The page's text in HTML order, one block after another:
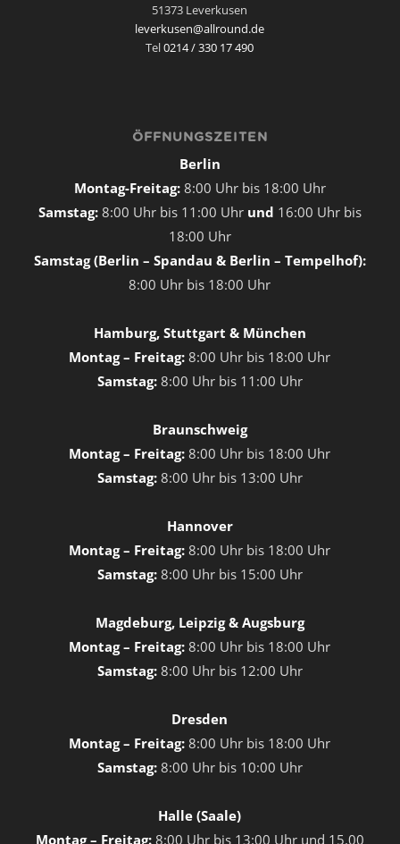
51373 Leverkusen
leverkusen@allround.de
Tel0214 / 330 17 490
ÖFFNUNGSZEITEN
Berlin
Montag-Freitag: 8:00 Uhr bis 18:00 Uhr
Samstag: 8:00 Uhr bis 11:00 Uhr und 16:00 Uhr bis
18:00 Uhr
Samstag (Berlin – Spandau & Berlin – Tempelhof):
8:00 Uhr bis 18:00 Uhr
Hamburg, Stuttgart & München
Montag – Freitag:8:00 Uhr bis 18:00 Uhr
Samstag:8:00 Uhr bis 11:00 Uhr
Braunschweig
Montag – Freitag:8:00 Uhr bis 18:00 Uhr
Samstag: 8:00 Uhr bis 13:00 Uhr
Hannover
Montag – Freitag:8:00 Uhr bis 18:00 Uhr
Samstag: 8:00 Uhr bis 15:00 Uhr
Magdeburg, Leipzig & Augsburg
Montag – Freitag:8:00 Uhr bis 18:00 Uhr
Samstag: 8:00 Uhr bis 12:00 Uhr
Dresden
Montag – Freitag:8:00 Uhr bis 18:00 Uhr
Samstag: 8:00 Uhr bis 10:00 Uhr
Halle (Saale)
Montag – Freitag: 8:00 Uhr bis 13:00 Uhr und 15.00